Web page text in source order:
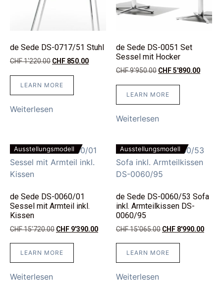
de Sede DS-0717/51 Stuhl
CHF1'220.00 CHF 850.00
LEARN MORE
Weiterlesen
de Sede DS-0051 Set
Sessel mit Hocker
CHF9'950.00 CHF5'890.00
LEARN MORE
Weiterlesen
Ausstellungsmodell
de Sede DS-0060/01
Sessel mit Armteil inkl.
Kissen
CHF15'720.00 CHF 9'390.00
LEARN MORE
Weiterlesen
Ausstellungsmodell
de Sede DS-0060/53 Sofa
inkl. Armteilkissen DS-
0060/95
CHF15'065.00 CHF 8'990.00
LEARN MORE
Weiterlesen